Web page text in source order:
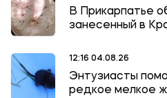
В Прикарпатье
занесенный в
12:16 04.08.26
Энтузиасты
редкое мелкое